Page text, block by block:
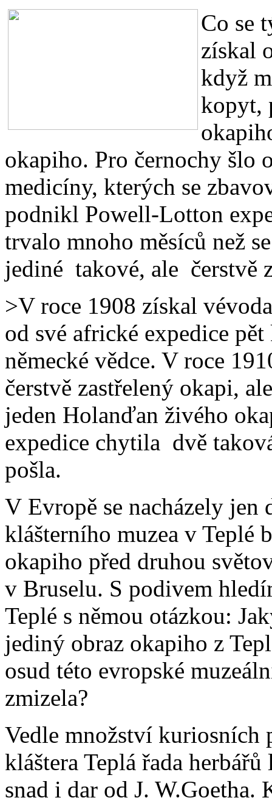
Co se
získal
když
kopyt,
okapiho. Pro černochy šlo
medicíny, kterých se
podnikl Powell-Lotton
trvalo mnoho měsíců než
jediné takové, ale čerstvě
>V roce 1908 získal
od své africké expedice
německé vědce. V roce
čerstvě zastřelený okapi,
jeden Holanďan živého
expedice chytila dvě
pošla.
V Evropě se nacházely jen
klášterního muzea v Teplé
okapiho před druhou
v Bruselu. S podivem
Teplé s němou otázkou:
jediný obraz okapiho z
osud této evropské
zmizela?
Vedle množství kuriosních
kláštera Teplá řada
snad i dar od J. W.Goetha.